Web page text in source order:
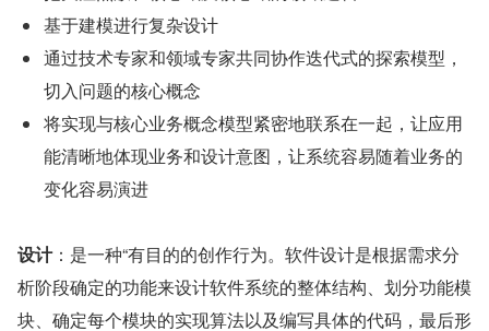
基于建模进行复杂设计
通过技术专家和领域专家共同协作迭代式的探索模型，
切入问题的核心概念
将实现与核心业务概念模型紧密地联系在一起，让应用
能清晰地体现业务和设计意图，让系统容易随着业务的
变化容易演进
设计：是一种“有目的的创作行为。软件设计是根据需求分
析阶段确定的功能来设计软件系统的整体结构、划分功能模
块、确定每个模块的实现算法以及编写具体的代码，最后形